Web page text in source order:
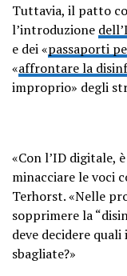
Tuttavia, il patto
l’introduzione
e dei «passaporti
«affrontare la
improprio» degli
«Con l’ID digitale,
minacciare le voci
Terhorst. «Nelle
sopprimere la
deve decidere
sbagliate?»